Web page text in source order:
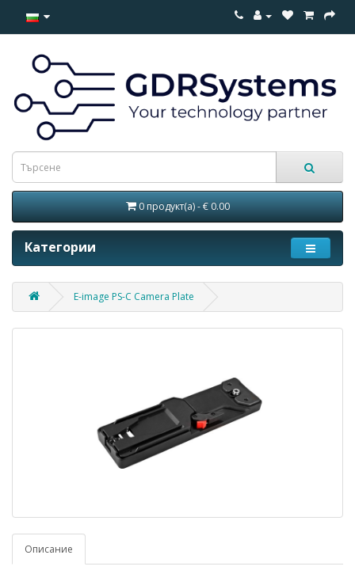
0 продукт(а) - € 0.00
Категории
E-image PS-C Camera Plate
Описание